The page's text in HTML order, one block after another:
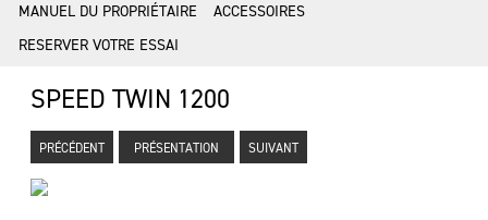
MANUEL DU PROPRIÉTAIRE
ACCESSOIRES
RESERVER VOTRE ESSAI
SPEED TWIN 1200
PRÉCÉDENT PRÉSENTATION SUIVANT